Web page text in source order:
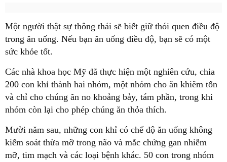
Một người thật sự thông thái sẽ biết giữ thói quen điều độ
trong ăn uống. Nếu bạn ăn uống điều độ, bạn sẽ có một
sức khỏe tốt.
Các nhà khoa học Mỹ đã thực hiện một nghiên cứu, chia
200 con khỉ thành hai nhóm, một nhóm cho ăn khiêm tốn
và chỉ cho chúng ăn no khoảng bảy, tám phần, trong khi
nhóm còn lại cho phép chúng ăn thỏa thích.
Mười năm sau, những con khỉ có chế độ ăn uống không
kiểm soát thừa mỡ trong não và mắc chứng gan nhiễm
mỡ, tim mạch và các loại bệnh khác. 50 con trong nhóm